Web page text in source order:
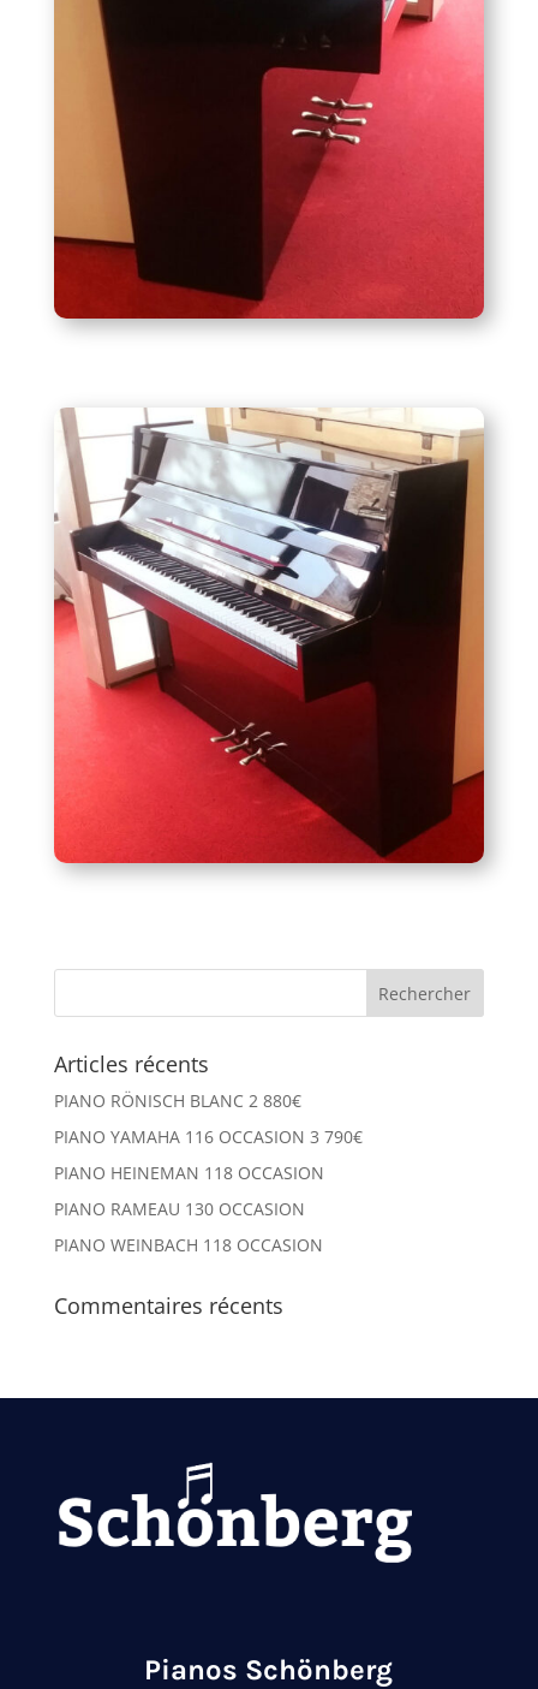
Articles récents
PIANO RÖNISCH BLANC 2 880€
PIANO YAMAHA 116 OCCASION 3 790€
PIANO HEINEMAN 118 OCCASION
PIANO RAMEAU 130 OCCASION
PIANO WEINBACH 118 OCCASION
Commentaires récents
Pianos Schönberg